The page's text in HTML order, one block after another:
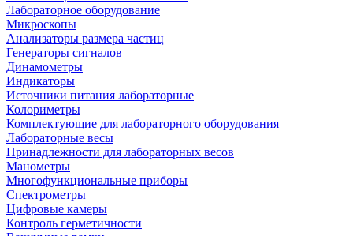
Лабораторное оборудование
Микроскопы
Анализаторы размера частиц
Генераторы сигналов
Динамометры
Индикаторы
Источники питания лабораторные
Колориметры
Комплектующие для лабораторного оборудования
Лабораторные весы
Принадлежности для лабораторных весов
Манометры
Многофункциональные приборы
Спектрометры
Цифровые камеры
Контроль герметичности